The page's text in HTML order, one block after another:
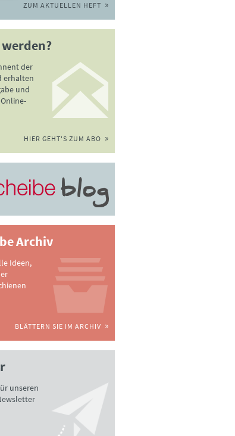
ZUM AKTUELLEN HEFT
der
erhalten
und
HIER GEHT'S ZUM ABO
Archiv
Ideen,
BLÄTTERN SIE IM ARCHIV
unseren